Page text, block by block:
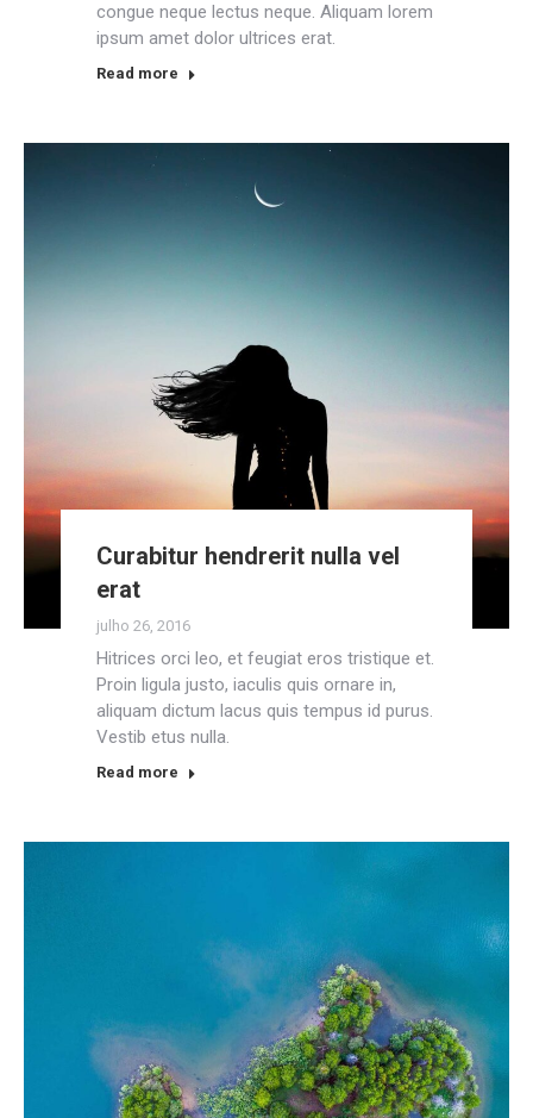
congue neque lectus neque. Aliquam lorem
ipsum amet dolor ultrices erat.
Read more
Curabitur hendrerit nulla vel
erat
julho 26, 2016
Hitrices orci leo, et feugiat eros tristique et.
Proin ligula justo, iaculis quis ornare in,
aliquam dictum lacus quis tempus id purus.
Vestib etus nulla.
Read more